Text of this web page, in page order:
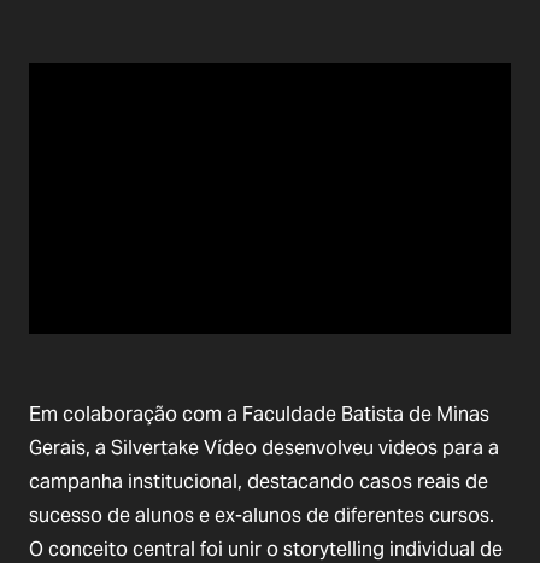
Em colaboração com a Faculdade Batista de Minas
Gerais, a Silvertake Vídeo desenvolveu videos para a
campanha institucional, destacando casos reais de
sucesso de alunos e ex-alunos de diferentes cursos.
O conceito central foi unir o storytelling individual de